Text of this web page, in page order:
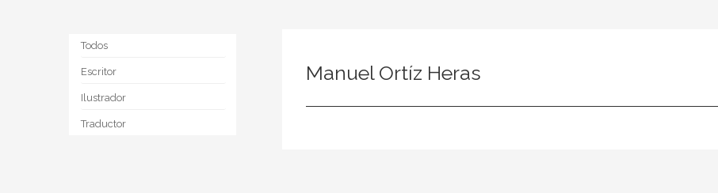
Todos
Escritor
Ilustrador
Traductor
Manuel Ortíz Heras